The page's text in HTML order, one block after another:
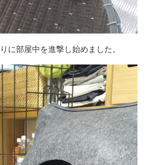
に部屋中を進撃し始めました。